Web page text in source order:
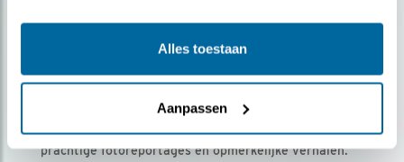
Alles toestaan
Aanpassen
Ontvang 5 x Vogels voor € 36,00 per jaar
Vogels is het tijdschrift voor onze leden, met
prachtige fotoreportages en opmerkelijke verhalen.